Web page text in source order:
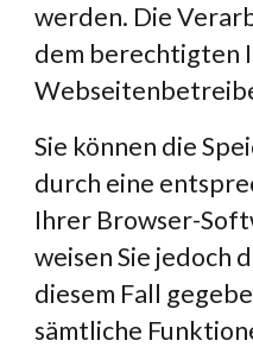
werden. Die
dem berechtigten
Sie können die
durch eine
Ihrer Browser-
weisen Sie jedoch
diesem Fall
sämtliche